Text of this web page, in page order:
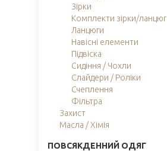
Зірки
Комплекти зірки/ланцюг
Ланцюги
Навісні елементи
Підвіска
Сидіння / Чохли
Слайдери / Роліки
Счеплення
Фільтра
Захист
Масла / Хімія
ПОВСЯКДЕННИЙ ОДЯГ